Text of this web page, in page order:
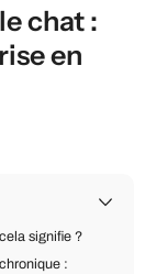
chat :
en
signifie ?
: